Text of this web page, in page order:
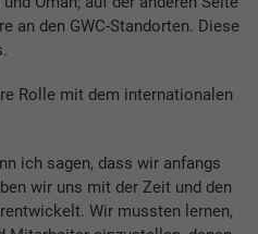
an den GWC-Standorten. Diese
Rolle mit dem internationalen
ich sagen, dass wir anfangs
wir uns mit der Zeit und den
Wir mussten lernen,